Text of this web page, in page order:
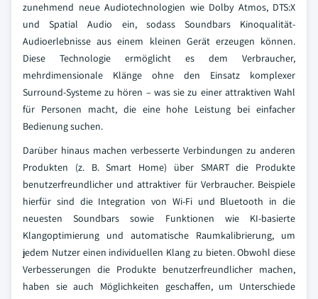
zunehmend neue Audiotechnologien wie Dolby Atmos, DTS:X
und Spatial Audio ein, sodass Soundbars Kinoqualität-
Audioerlebnisse aus einem kleinen Gerät erzeugen können.
Diese Technologie ermöglicht es dem Verbraucher,
mehrdimensionale Klänge ohne den Einsatz komplexer
Surround-Systeme zu hören – was sie zu einer attraktiven Wahl
für Personen macht, die eine hohe Leistung bei einfacher
Bedienung suchen.
Darüber hinaus machen verbesserte Verbindungen zu anderen
Produkten (z. B. Smart Home) über SMART die Produkte
benutzerfreundlicher und attraktiver für Verbraucher. Beispiele
hierfür sind die Integration von Wi-Fi und Bluetooth in die
neuesten Soundbars sowie Funktionen wie KI-basierte
Klangoptimierung und automatische Raumkalibrierung, um
jedem Nutzer einen individuellen Klang zu bieten. Obwohl diese
Verbesserungen die Produkte benutzerfreundlicher machen,
haben sie auch Möglichkeiten geschaffen, um Unterschiede